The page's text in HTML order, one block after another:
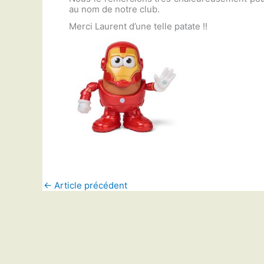
au nom de notre club.
Merci Laurent d’une telle patate !!
← Article précédent